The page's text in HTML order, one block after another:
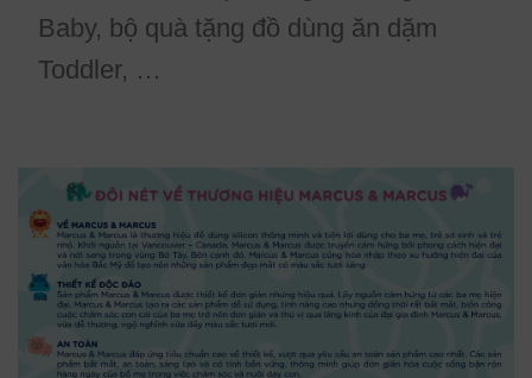
Baby, bộ quà tặng đồ dùng ăn dặm
Toddler, …